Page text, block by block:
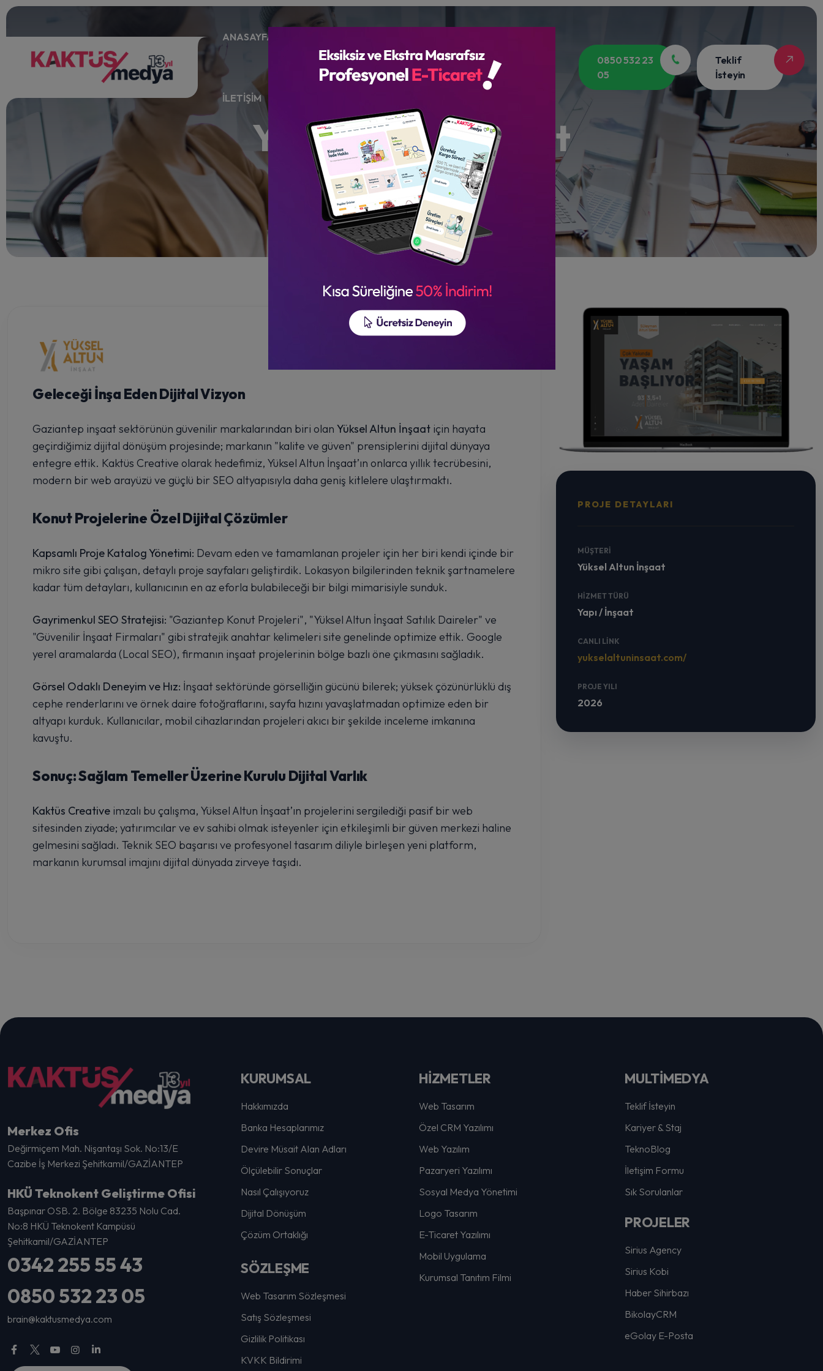
ANASAYFA
İLETİŞİM
0850 532 23
05
Teklif
İsteyin
Yüksel Altun İnşaat
Anasayfa Yüksel Altun İnşaat
Geleceği İnşa Eden Dijital Vizyon
Gaziantep inşaat sektörünün güvenilir markalarından biri olan Yüksel Altun İnşaat için hayata
geçirdiğimiz dijital dönüşüm projesinde; markanın "kalite ve güven" prensiplerini dijital dünyaya
entegre ettik. Kaktüs Creative olarak hedefimiz, Yüksel Altun İnşaat’ın onlarca yıllık tecrübesini,
modern bir web arayüzü ve güçlü bir SEO altyapısıyla daha geniş kitlelere ulaştırmaktı.
Konut Projelerine Özel Dijital Çözümler
Kapsamlı Proje Katalog Yönetimi: Devam eden ve tamamlanan projeler için her biri kendi içinde bir
mikro site gibi çalışan, detaylı proje sayfaları geliştirdik. Lokasyon bilgilerinden teknik şartnamelere
kadar tüm detayları, kullanıcının en az eforla bulabileceği bir bilgi mimarisiyle sunduk.
Gayrimenkul SEO Stratejisi: "Gaziantep Konut Projeleri", "Yüksel Altun İnşaat Satılık Daireler" ve
"Güvenilir İnşaat Firmaları" gibi stratejik anahtar kelimeleri site genelinde optimize ettik. Google
yerel aramalarda (Local SEO), firmanın inşaat projelerinin bölge bazlı öne çıkmasını sağladık.
Görsel Odaklı Deneyim ve Hız: İnşaat sektöründe görselliğin gücünü bilerek; yüksek çözünürlüklü dış
cephe renderlarını ve örnek daire fotoğraflarını, sayfa hızını yavaşlatmadan optimize eden bir
altyapı kurduk. Kullanıcılar, mobil cihazlarından projeleri akıcı bir şekilde inceleme imkanına
kavuştu.
Sonuç: Sağlam Temeller Üzerine Kurulu Dijital Varlık
Kaktüs Creative imzalı bu çalışma, Yüksel Altun İnşaat’ın projelerini sergilediği pasif bir web
sitesinden ziyade; yatırımcılar ve ev sahibi olmak isteyenler için etkileşimli bir güven merkezi haline
gelmesini sağladı. Teknik SEO başarısı ve profesyonel tasarım diliyle birleşen yeni platform,
markanın kurumsal imajını dijital dünyada zirveye taşıdı.
PROJE DETAYLARI
MÜŞTERI
Yüksel Altun İnşaat
HIZMET TÜRÜ
Yapı / İnşaat
CANLI LINK
yukselaltuninsaat.com/
PROJE YILI
2026
Merkez Ofis
Değirmiçem Mah. Nişantaşı Sok. No:13/E
Cazibe İş Merkezi Şehitkamil/GAZİANTEP
HKÜ Teknokent Geliştirme Ofisi
Başpınar OSB. 2. Bölge 83235 Nolu Cad.
No:8 HKÜ Teknokent Kampüsü
Şehitkamil/GAZİANTEP
0342 255 55 43
0850 532 23 05
brain@kaktusmedya.com
KURUMSAL
Hakkımızda
Banka Hesaplarımız
Devire Müsait Alan Adları
Ölçülebilir Sonuçlar
Nasıl Çalışıyoruz
Dijital Dönüşüm
Çözüm Ortaklığı
SÖZLEŞME
Web Tasarım Sözleşmesi
Satış Sözleşmesi
Gizlilik Politikası
KVKK Bildirimi
HİZMETLER
Web Tasarım
Özel CRM Yazılımı
Web Yazılım
Pazaryeri Yazılımı
Sosyal Medya Yönetimi
Logo Tasarım
E-Ticaret Yazılımı
Mobil Uygulama
Kurumsal Tanıtım Filmi
MULTİMEDYA
Teklif İsteyin
Kariyer & Staj
TeknoBlog
İletişim Formu
Sık Sorulanlar
PROJELER
Sirius Agency
Sirius Kobi
Haber Sihirbazı
BikolayCRM
eGolay E-Posta